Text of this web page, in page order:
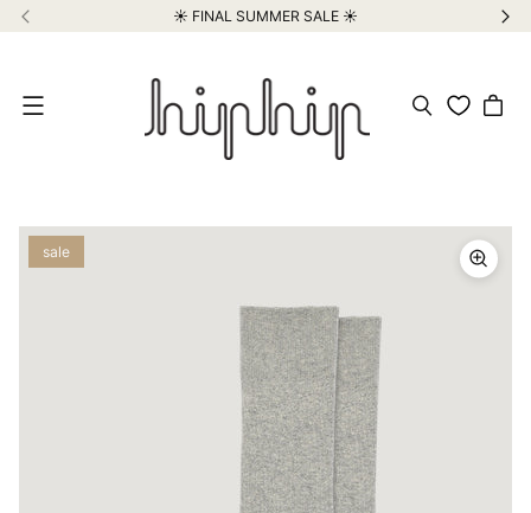
☀️ FINAL SUMMER SALE ☀️
Meniu
sale